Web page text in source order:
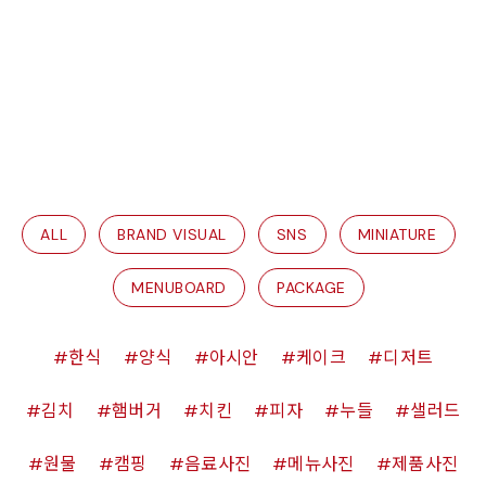
ALL BRAND VISUAL SNS MINIATURE
MENUBOARD PACKAGE
한식 양식 아시안 케이크 디저트
김치 햄버거 치킨 피자 누들 샐러드
원물 캠핑 음료사진 메뉴사진 제품사진